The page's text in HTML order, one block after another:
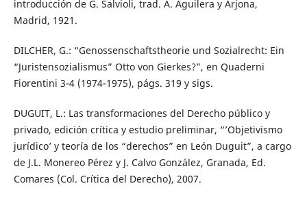
introducción de G. Salvioli, trad. A. Aguilera y Arjona,
Madrid, 1921.
DILCHER, G.: “Genossenschaftstheorie und Sozialrecht: Ein
“Juristensozialismus” Otto von Gierkes?”, en Quaderni
Fiorentini 3-4 (1974-1975), págs. 319 y sigs.
DUGUIT, L.: Las transformaciones del Derecho público y
privado, edición crítica y estudio preliminar, “’Objetivismo
jurídico’ y teoría de los “derechos” en León Duguit”, a cargo
de J.L. Monereo Pérez y J. Calvo González, Granada, Ed.
Comares (Col. Crítica del Derecho), 2007.